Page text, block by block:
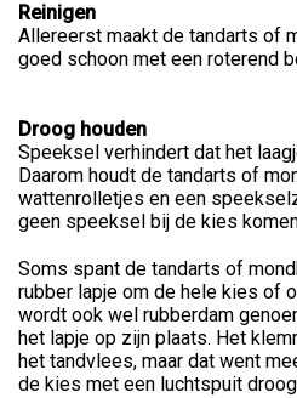
Reinigen
Allereerst maakt de tandarts of
goed schoon met een roterend
Droog houden
Speeksel verhindert dat het
Daarom houdt de tandarts of
wattenrolletjes en een
geen speeksel bij de kies
Soms spant de tandarts of
rubber lapje om de hele kies of
wordt ook wel rubberdam
het lapje op zijn plaats. Het
het tandvlees, maar dat went
de kies met een luchtspuit